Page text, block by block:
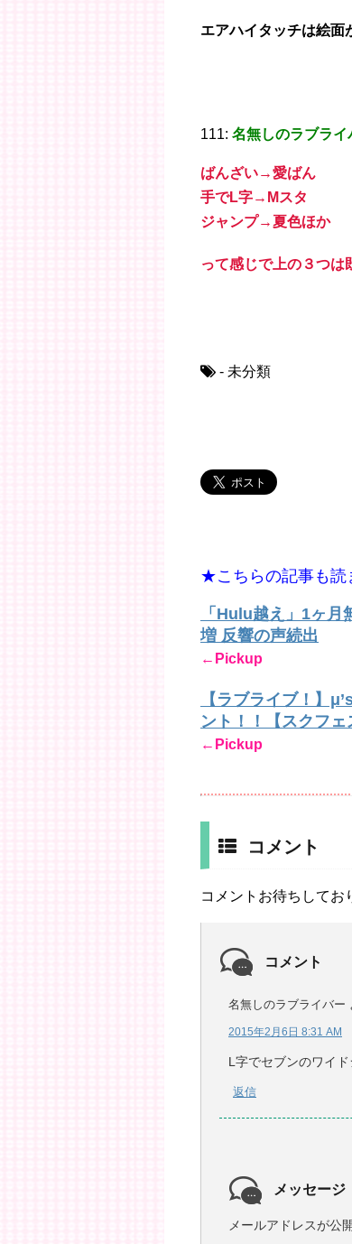
エアハイタッチは絵面
111: 名無しのラブライ
ばんざい→愛ばん
手でL字→Mスタ
ジャンプ→夏色ほか
って感じで上の３つは
- 未分類
★こちらの記事も
「Hulu越え」1ヶ
増 反響の声続出
←Pickup
【ラブライブ！】
ント！！【スクフェ
←Pickup
コメント
コメントお待ちしてお
コメント
名無しのラブライバー
2015年2月6日 8:31 AM
L字でセブンのワイ
返信
メッセージ
メールアドレスが公